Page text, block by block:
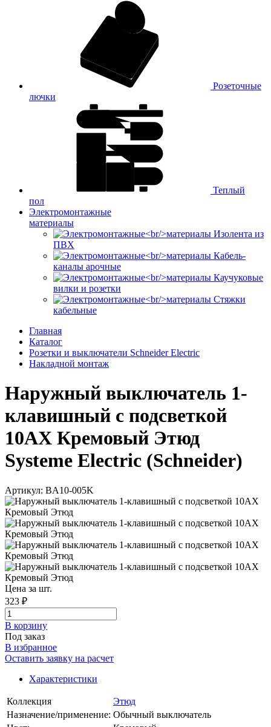
Розеточные
лючки
Теплый
пол
Электромонтажные
материалы
Изолента из
ПВХ
Кабель-
каналы арочные
Каучуковые
вилки и розетки
Стяжки
кабельные
Главная
Каталог
Розетки и выключатели Schneider Electric
Накладной монтаж
Наружный выключатель 1-
клавишный с подсветкой
10АХ Кремовый Этюд
Systeme Electric (Schneider)
Артикул: BA10-005K
Цена за шт.
323 ₽
В корзинy
Под заказ
В избранное
Оставить заявку на расчет
Характеристики
Коллекция
Этюд
Назначение/применение: Обычный выключатель